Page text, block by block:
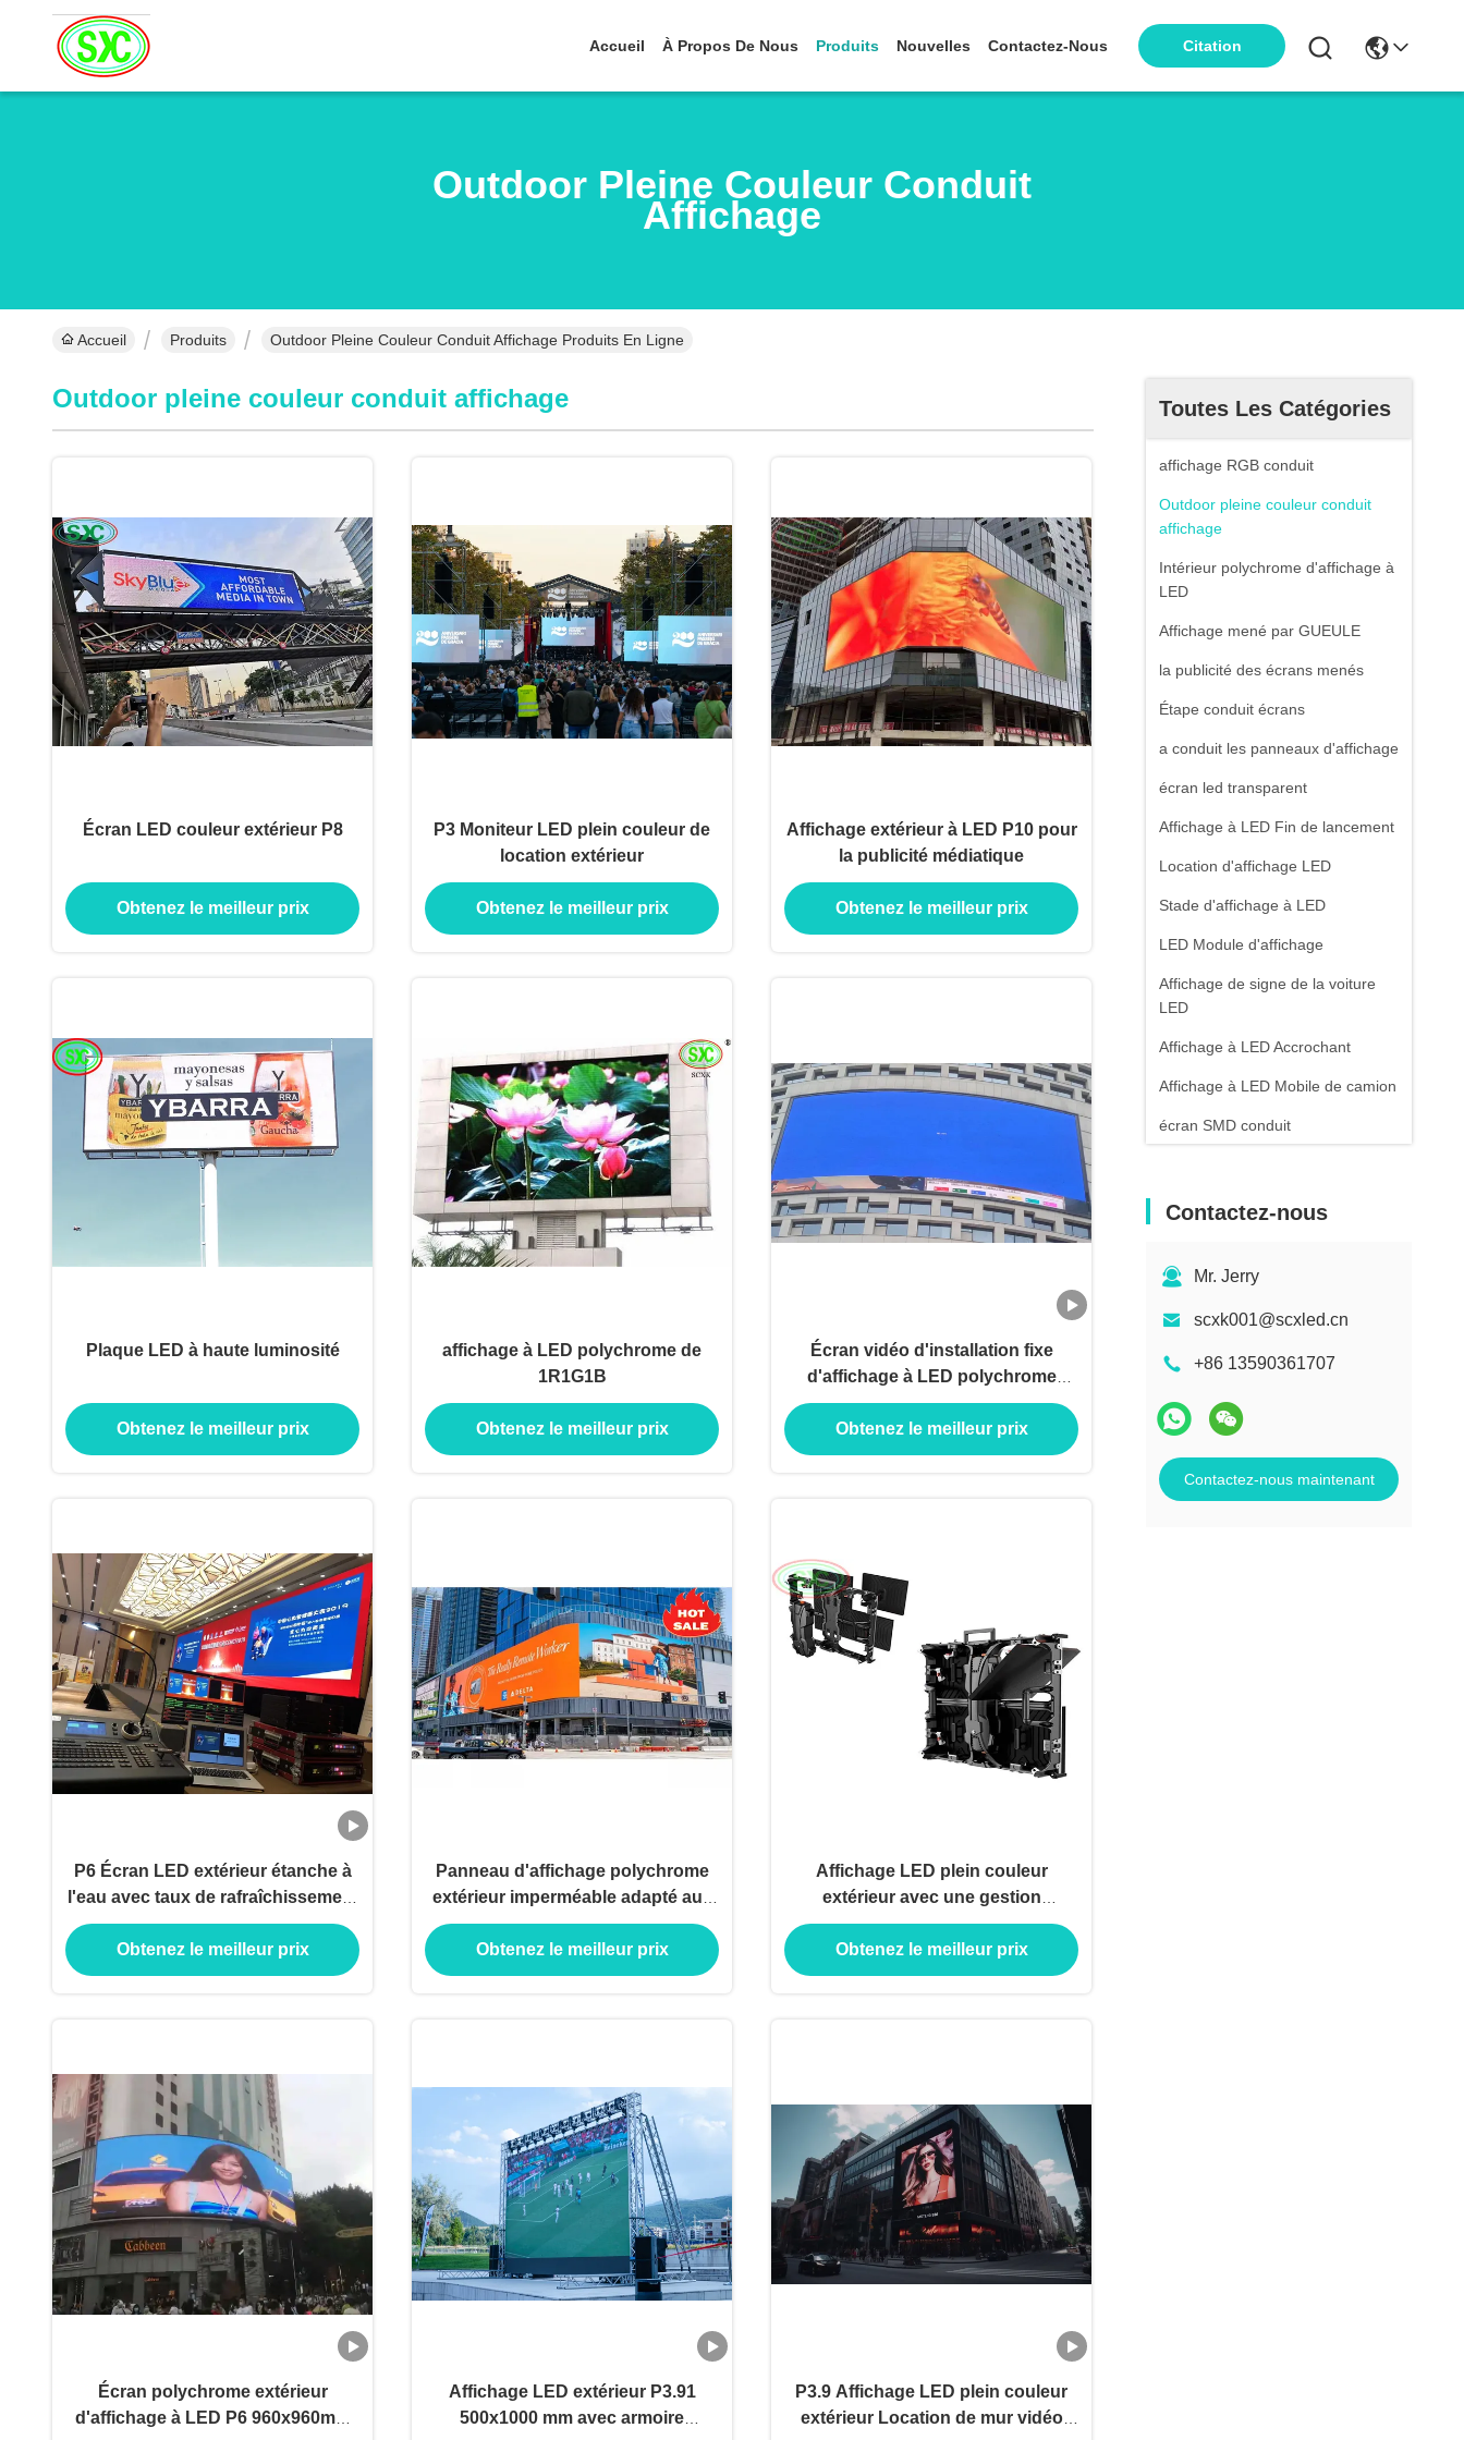
Accueil À Propos De Nous Produits Nouvelles Contactez-Nous Citation
Outdoor Pleine Couleur Conduit
Affichage
Accueil Produits Outdoor Pleine Couleur Conduit Affichage Produits En Ligne
Toutes Les Catégories
affichage RGB conduit
Outdoor pleine couleur conduit
affichage
Intérieur polychrome d'affichage à
LED
Affichage mené par GUEULE
la publicité des écrans menés
Étape conduit écrans
a conduit les panneaux d'affichage
écran led transparent
Affichage à LED Fin de lancement
Location d'affichage LED
Stade d'affichage à LED
LED Module d'affichage
Affichage de signe de la voiture
LED
Affichage à LED Accrochant
Affichage à LED Mobile de camion
écran SMD conduit
Affichage d'affiche de LED
Écran de la sphère LED
Contactez-nous
Mr. Jerry
scxk001@scxled.cn
+86 13590361707
Contactez-nous maintenant
Outdoor pleine couleur conduit affichage
Écran LED couleur extérieur P8
Obtenez le meilleur prix
P3 Moniteur LED plein couleur de
location extérieur
Obtenez le meilleur prix
Affichage extérieur à LED P10 pour
la publicité médiatique
Obtenez le meilleur prix
Plaque LED à haute luminosité
Obtenez le meilleur prix
affichage à LED polychrome de
1R1G1B
Obtenez le meilleur prix
Écran vidéo d'installation fixe
d'affichage à LED polychrome
extérieur P5 avec armoire
960x960mm et taux de
rafraîchissement de 3840hz
Obtenez le meilleur prix
P6 Écran LED extérieur étanche à
l'eau avec taux de rafraîchissement
de 3840 Hz et luminosité 6000
Obtenez le meilleur prix
Panneau d'affichage polychrome
extérieur imperméable adapté aux
besoins du client d'affichage à LED
Obtenez le meilleur prix
Affichage LED plein couleur
extérieur avec une gestion
scientifique de la production
moderne et un contrôle rigoureux
pour les applications de mur vidéo
Obtenez le meilleur prix
Écran polychrome extérieur
d'affichage à LED P6 960x960mm
Affichage LED extérieur P3.91
500x1000 mm avec armoire
P3.9 Affichage LED plein couleur
extérieur Location de mur vidéo